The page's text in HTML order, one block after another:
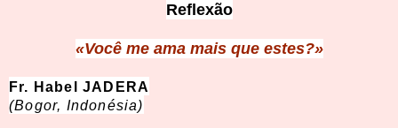
Reflexão
«Você me ama mais que estes?»
Fr. Habel JADERA
(Bogor, Indonésia)